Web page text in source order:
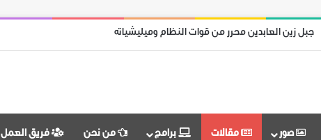
ريف حماة الشمالي بالكامل محرر من قوات نظام الأسد
صور مقالات برامج من نحن فريق العمل